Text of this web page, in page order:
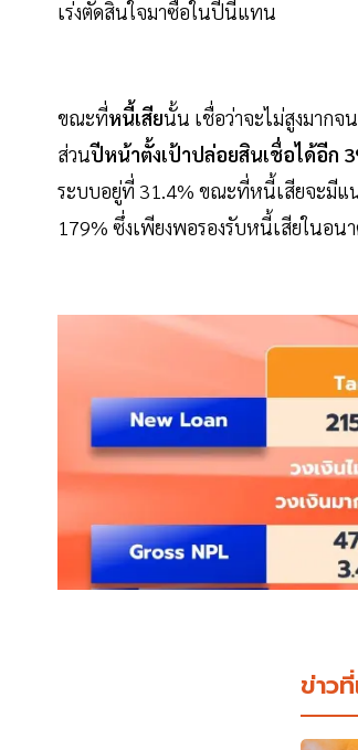
เร่งตัดสินใจมาซื้อในปีนี้แทน
ขณะที่หนี้เสียนั้น เชื่อว่าจะไม่สูงมากจ
ส่วนปีหน้าตั้งเป้าปล่อยสินเชื่อได้อีก
ระบบอยู่ที่ 31.4% ขณะที่หนี้เสียจะมีแ
179% ซึ่งเพียงพอรองรับหนี้เสียในอน
ข่าว